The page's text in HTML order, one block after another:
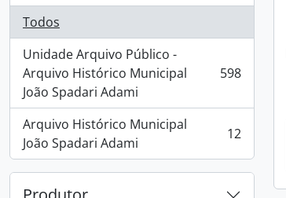
Todos
Unidade Arquivo Público -
Arquivo Histórico Municipal
João Spadari Adami
, 598 resultados 598
Arquivo Histórico Municipal
João Spadari Adami
, 12 resultados 12